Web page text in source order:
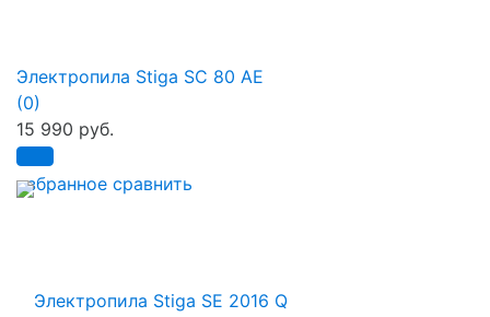
избранное сравнить
Электропила Stiga SC 80 AE
(0)
15 990 руб.